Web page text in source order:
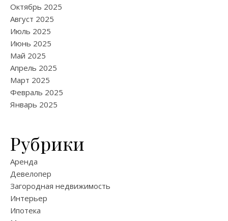
Октябрь 2025
Август 2025
Июль 2025
Июнь 2025
Май 2025
Апрель 2025
Март 2025
Февраль 2025
Январь 2025
Рубрики
Аренда
Девелопер
Загородная недвижимость
Интерьер
Ипотека